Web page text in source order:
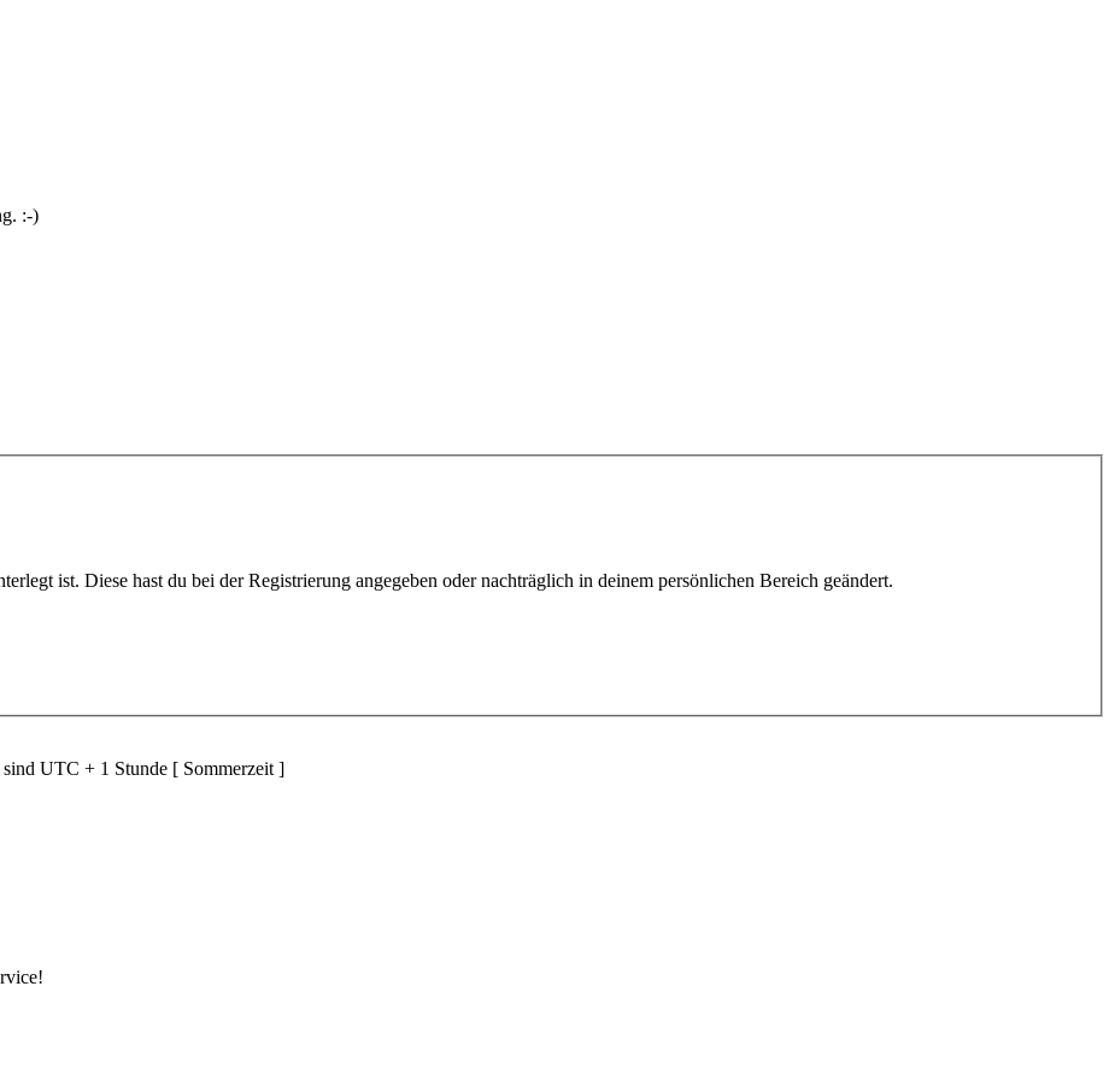
:-)
ist. Diese hast du bei der Registrierung angegeben oder nachträglich in deinem persönlichen Bereich geändert.
UTC + 1 Stunde [ Sommerzeit ]